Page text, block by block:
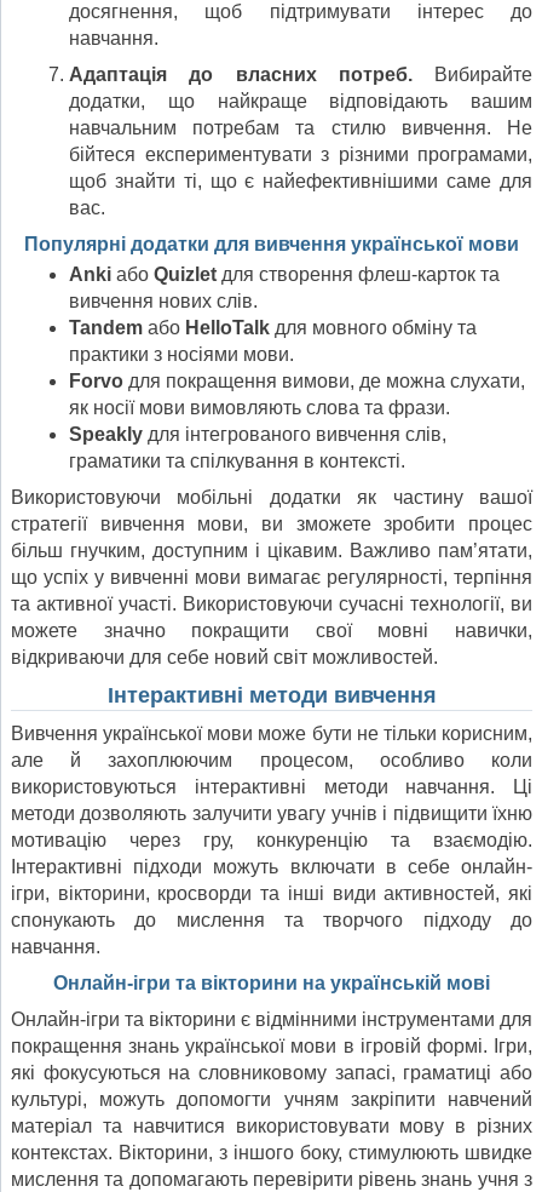
досягнення, щоб підтримувати інтерес до
навчання.
Адаптація до власних потреб.Вибирайте
додатки, що найкраще відповідають вашим
навчальним потребам та стилю вивчення. Не
бійтеся експериментувати з різними програмами,
щоб знайти ті, що є найефективнішими саме для
вас.
Популярні додатки для вивчення української мови
Anki або Quizlet для створення флеш-карток та
вивчення нових слів.
Tandem або HelloTalk для мовного обміну та
практики з носіями мови.
Forvo для покращення вимови, де можна слухати,
як носії мови вимовляють слова та фрази.
Speakly для інтегрованого вивчення слів,
граматики та спілкування в контексті.
Використовуючи мобільні додатки як частину вашої
стратегії вивчення мови, ви зможете зробити процес
більш гнучким, доступним і цікавим. Важливо пам’ятати,
що успіх у вивченні мови вимагає регулярності, терпіння
та активної участі. Використовуючи сучасні технології, ви
можете значно покращити свої мовні навички,
відкриваючи для себе новий світ можливостей.
Інтерактивні методи вивчення
Вивчення української мови може бути не тільки корисним,
але й захоплюючим процесом, особливо коли
використовуються інтерактивні методи навчання. Ці
методи дозволяють залучити увагу учнів і підвищити їхню
мотивацію через гру, конкуренцію та взаємодію.
Інтерактивні підходи можуть включати в себе онлайн-
ігри, вікторини, кросворди та інші види активностей, які
спонукають до мислення та творчого підходу до
навчання.
Онлайн-ігри та вікторини на українській мові
Онлайн-ігри та вікторини є відмінними інструментами для
покращення знань української мови в ігровій формі. Ігри,
які фокусуються на словниковому запасі, граматиці або
культурі, можуть допомогти учням закріпити навчений
матеріал та навчитися використовувати мову в різних
контекстах. Вікторини, з іншого боку, стимулюють швидке
мислення та допомагають перевірити рівень знань учня з